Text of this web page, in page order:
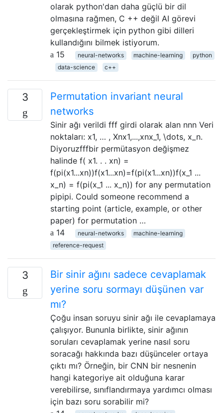
olarak python'dan daha güçlü bir dil
olmasına rağmen, C ++ değil AI görevi
gerçekleştirmek için python gibi dilleri
kullandığını bilmek istiyorum.
15
neural-networks machine-learning
python
data-science
c++
3
Permutation invariant neural
networks
Sinir ağı verildi fff girdi olarak alan nnn Veri
noktaları: x1, … , Xnx1,...,xnx_1, \dots, x_n.
Diyoruzfffbir permütasyon değişmez
halinde f( x1. . . xn) =
f(pi(x1...xn))f(x1...xn)=f(pi(x1...xn))f(x_1 ...
x_n) = f(pi(x_1 ... x_n)) for any permutation
pipipi. Could someone recommend a
starting point (article, example, or other
paper) for permutation …
14
neural-networks
machine-learning
reference-request
3
Bir sinir ağını sadece cevaplamak
yerine soru sormayı düşünen var
mı?
Çoğu insan soruyu sinir ağı ile cevaplamaya
çalışıyor. Bununla birlikte, sinir ağının
soruları cevaplamak yerine nasıl soru
soracağı hakkında bazı düşünceler ortaya
çıktı mı? Örneğin, bir CNN bir nesnenin
hangi kategoriye ait olduğuna karar
verebilirse, sınıflandırmaya yardımcı olması
için bazı soru sorabilir mi?